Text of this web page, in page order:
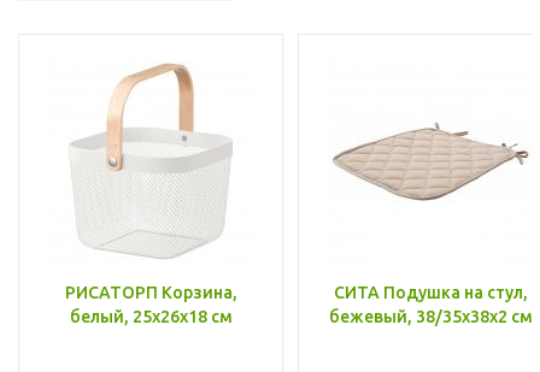
РИСАТОРП Корзина,
белый, 25x26x18 см
СИТА Подушка на стул,
бежевый, 38/35x38x2 см